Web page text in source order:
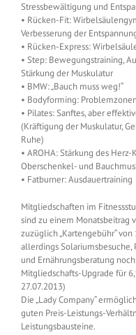
Stressbewältigung und
• Rücken-Fit:
Verbesserung der
• Rücken-Express:
• Step: Bewegungstraining,
Stärkung der Muskulatur
• BMW: „Bauch muss weg!“
• Bodyforming:
• Pilates: Sanftes, aber
(Kräftigung der Muskulatur,
Ruhe)
• AROHA: Stärkung des
Oberschenkel- und
• Fatburner: Ausdauertraining
Mitgliedschaften im
sind zu einem Monatsbeitrag
zuzüglich „Kartengebühr“
allerdings
und Ernährungsberatung
Mitgliedschafts-Upgrade für
27.07.2013)
Die „Lady Company“
guten Preis-Leistungs-
Leistungsbausteine.